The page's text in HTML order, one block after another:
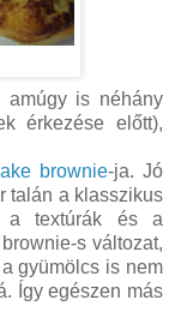
amúgy is néhány
érkezése előtt),
brownie-ja. Jó
talán a klasszikus
a textúrák és a
s változat,
gyümölcs is nem
Így egészen más